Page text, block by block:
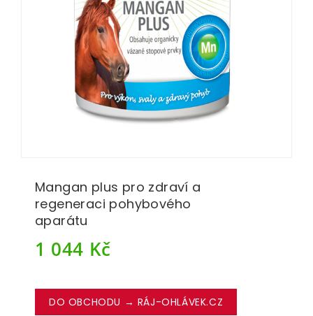
Mangan plus pro zdraví a
regeneraci pohybového
aparátu
1 044 Kč
DO OBCHODU → RÁJ-OHLÁVEK.CZ